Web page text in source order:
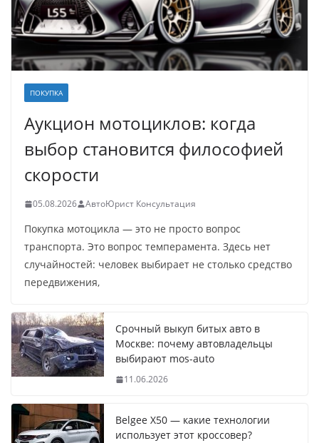
ПОКУПКА
Аукцион мотоциклов: когда
выбор становится философией
скорости
05.08.2026 АвтоЮрист Консультация
Покупка мотоцикла — это не просто вопрос
транспорта. Это вопрос темперамента. Здесь нет
случайностей: человек выбирает не столько средство
передвижения,
Срочный выкуп битых авто в
Москве: почему автовладельцы
выбирают mos-auto
11.06.2026
Belgee X50 — какие технологии
использует этот кроссовер?